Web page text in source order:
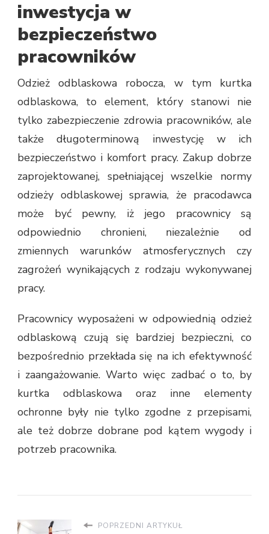
inwestycja w
bezpieczeństwo
pracowników
Odzież odblaskowa robocza, w tym kurtka
odblaskowa, to element, który stanowi nie
tylko zabezpieczenie zdrowia pracowników, ale
także długoterminową inwestycję w ich
bezpieczeństwo i komfort pracy. Zakup dobrze
zaprojektowanej, spełniającej wszelkie normy
odzieży odblaskowej sprawia, że pracodawca
może być pewny, iż jego pracownicy są
odpowiednio chronieni, niezależnie od
zmiennych warunków atmosferycznych czy
zagrożeń wynikających z rodzaju wykonywanej
pracy.
Pracownicy wyposażeni w odpowiednią odzież
odblaskową czują się bardziej bezpieczni, co
bezpośrednio przekłada się na ich efektywność
i zaangażowanie. Warto więc zadbać o to, by
kurtka odblaskowa oraz inne elementy
ochronne były nie tylko zgodne z przepisami,
ale też dobrze dobrane pod kątem wygody i
potrzeb pracownika.
POPRZEDNI ARTYKUŁ